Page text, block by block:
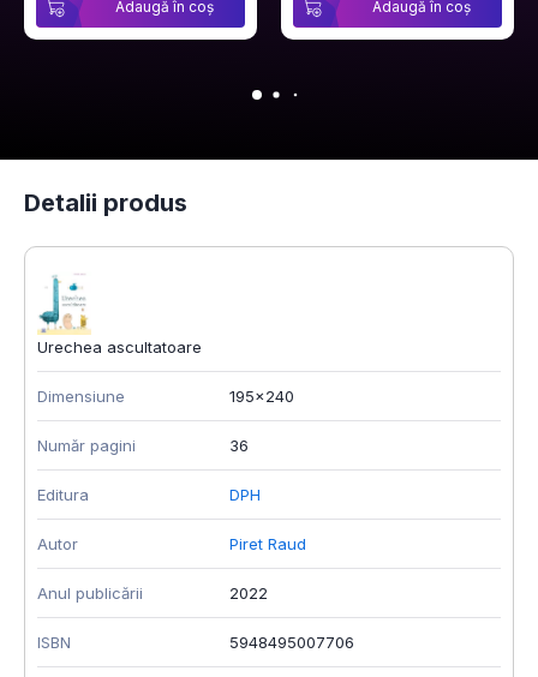
Adaugă în coș Adaugă în coș
Detalii produs
Urechea ascultatoare
Dimensiune 195x240
Număr pagini 36
Editura DPH
Autor Piret Raud
Anul publicării 2022
ISBN 5948495007706